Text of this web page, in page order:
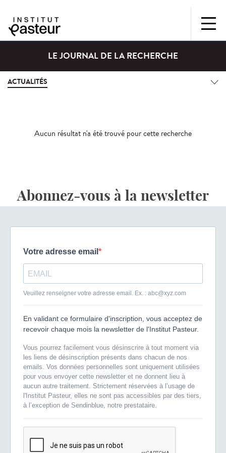
LE JOURNAL DE LA RECHERCHE
ACTUALITÉS
Aucun résultat n'a été trouvé pour cette recherche
Abonnez-vous à la newsletter